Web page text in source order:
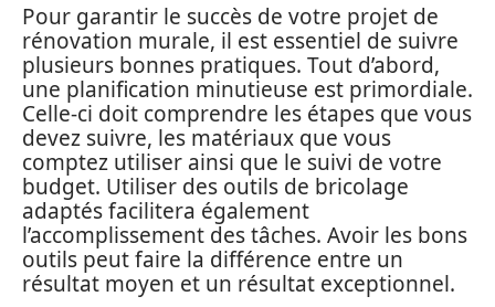
Pour garantir le succès de votre projet de
rénovation murale, il est essentiel de suivre
plusieurs bonnes pratiques. Tout d’abord,
une planification minutieuse est primordiale.
Celle-ci doit comprendre les étapes que vous
devez suivre, les matériaux que vous
comptez utiliser ainsi que le suivi de votre
budget. Utiliser des outils de bricolage
adaptés facilitera également
l’accomplissement des tâches. Avoir les bons
outils peut faire la différence entre un
résultat moyen et un résultat exceptionnel.